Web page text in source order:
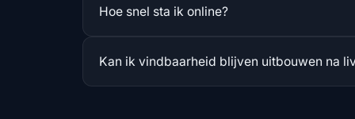
Hoe snel sta ik online?
Kan ik vindbaarheid blijven uitbouwen na